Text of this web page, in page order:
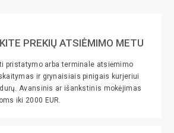
PREKIŲ ATSIĖMIMO METU
pristatymo arba terminale atsiėmimo
ir grynaisiais pinigais kurjeriui
Avansinis ar išankstinis mokėjimas
iki 2000 EUR.